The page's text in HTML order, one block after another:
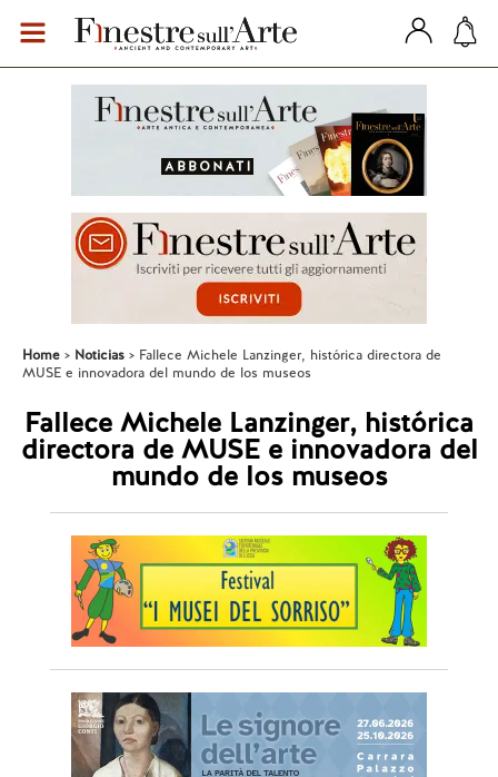
Home Noticias
Fallece Michele Lanzinger, histórica directora de
MUSE e innovadora del mundo de los museos
Fallece Michele Lanzinger, histórica
directora de MUSE e innovadora del
mundo de los museos